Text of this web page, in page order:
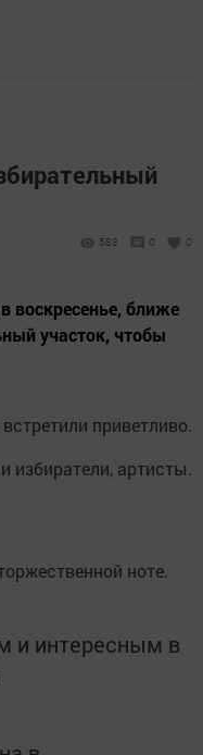
583 0 0
воскресенье, ближе
участок, чтобы
приветливо.
избиратели, артисты.
ноте.
и интересным в